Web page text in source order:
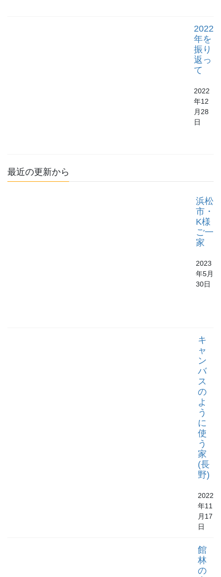
2022
年を
振り
返っ
て
2022
年12
月28
日
最近の更新から
浜松
市・
K様
ご一
家
2023
年5月
30日
キ
ャ
ン
バ
ス
の
よ
う
に
使
う
家
(長
野)
2022
年11
月17
日
館
林
の